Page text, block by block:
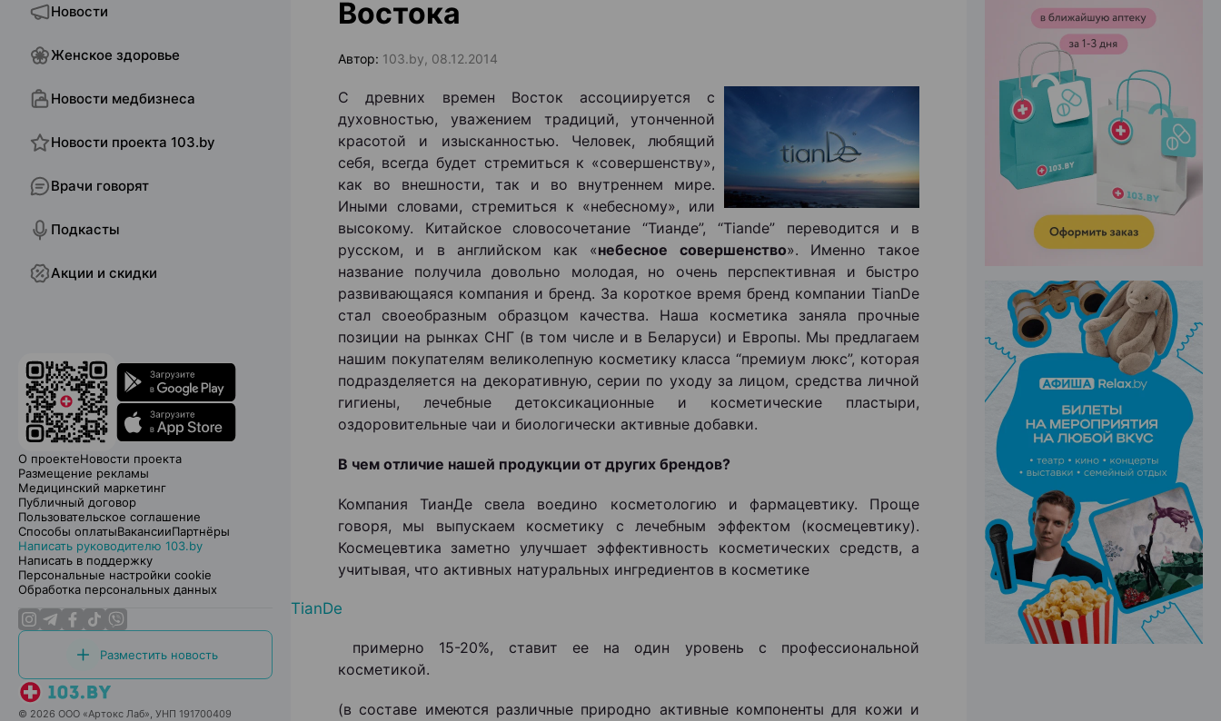
Новости
Женское здоровье
Новости медбизнеса
Новости проекта 103.by
Врачи говорят
Подкасты
Акции и скидки
О проектеНовости проекта
Размещение рекламы
Медицинский маркетинг
Публичный договор
Пользовательское соглашение
Способы оплатыВакансииПартнёры
Написать руководителю 103.by
Написать в поддержку
Персональные настройки cookie
Обработка персональных данных
Разместить новость
© 2026 ООО «Артокс Лаб», УНП 191700409
Востока
Автор: 103.by, 08.12.2014
С древних времен Восток ассоциируется с
духовностью, уважением традиций, утонченной
красотой и изысканностью. Человек, любящий
себя, всегда будет стремиться к «совершенству»,
как во внешности, так и во внутреннем мире.
Иными словами, стремиться к «небесному», или
высокому. Китайское словосочетание “Тианде”, “Tiande” переводится и в
русском, и в английском как «небесное совершенство». Именно такое
название получила довольно молодая, но очень перспективная и быстро
развивающаяся компания и бренд. За короткое время бренд компании TianDe
стал своеобразным образцом качества. Наша косметика заняла прочные
позиции на рынках СНГ (в том числе и в Беларуси) и Европы. Мы предлагаем
нашим покупателям великолепную косметику класса “премиум люкс”, которая
подразделяется на декоративную, серии по уходу за лицом, средства личной
гигиены, лечебные детоксикационные и косметические пластыри,
оздоровительные чаи и биологически активные добавки.
В чем отличие нашей продукции от других брендов?
Компания ТианДе свела воедино косметологию и фармацевтику. Проще
говоря, мы выпускаем косметику с лечебным эффектом (космецевтику).
Космецевтика заметно улучшает эффективность косметических средств, а
учитывая, что активных натуральных ингредиентов в косметике
TianDe
примерно 15-20%, ставит ее на один уровень с профессиональной
косметикой.
(в составе имеются различные природно активные компоненты для кожи и
ЭФФЕКТИВНАЯ РЕКЛАМА НА САЙТЕ
ЭФФЕКТИВНАЯ РЕКЛАМА НА САЙТЕ